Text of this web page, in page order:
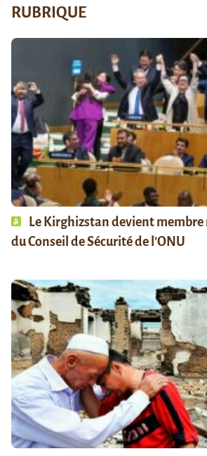
RUBRIQUE
Le Kirghizstan devient
du Conseil de Sécurité de l’ONU